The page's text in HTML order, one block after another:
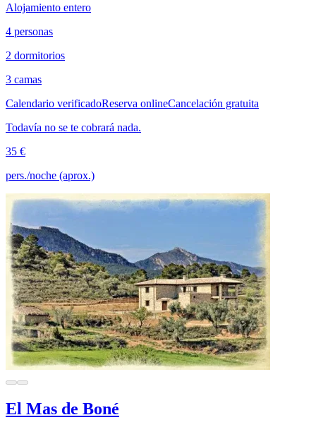
Alojamiento entero
4 personas
2 dormitorios
3 camas
Calendario verificadoReserva onlineCancelación gratuita
Todavía no se te cobrará nada.
35 €
pers./noche (aprox.)
El Mas de Boné